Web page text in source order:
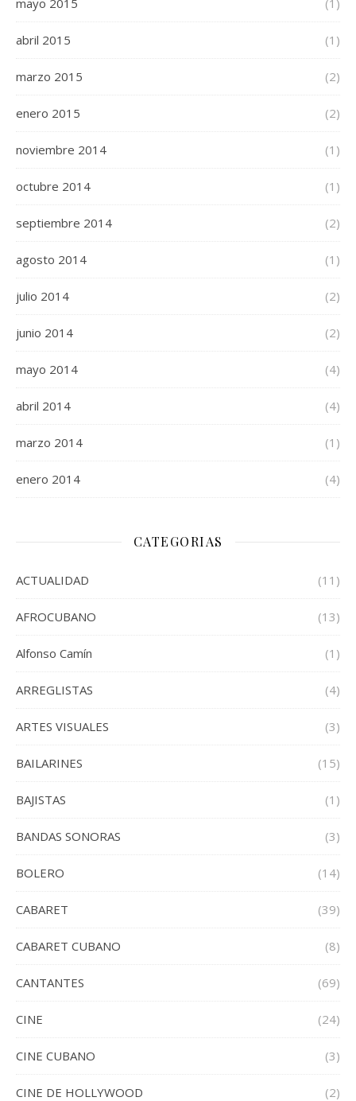
mayo 2015 (1)
abril 2015 (1)
marzo 2015 (2)
enero 2015 (2)
noviembre 2014 (1)
octubre 2014 (1)
septiembre 2014 (2)
agosto 2014 (1)
julio 2014 (2)
junio 2014 (2)
mayo 2014 (4)
abril 2014 (4)
marzo 2014 (1)
enero 2014 (4)
CATEGORIAS
ACTUALIDAD (11)
AFROCUBANO (13)
Alfonso Camín (1)
ARREGLISTAS (4)
ARTES VISUALES (3)
BAILARINES (15)
BAJISTAS (1)
BANDAS SONORAS (3)
BOLERO (14)
CABARET (39)
CABARET CUBANO (8)
CANTANTES (69)
CINE (24)
CINE CUBANO (3)
CINE DE HOLLYWOOD (2)